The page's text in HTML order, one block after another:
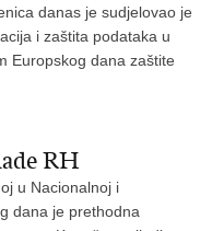
danas je sudjelovao je
i zaštita podataka u
Europskog dana zaštite
RH
u Nacionalnoj i
dana je prethodna